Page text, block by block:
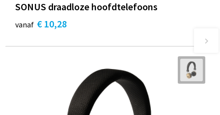
SONUS draadloze hoofdtelefoons
vanaf € 10,28